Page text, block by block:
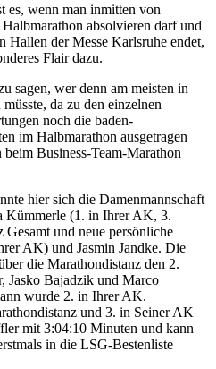
es, wenn man inmitten von
absolvieren darf und
Hallen der Messe Karlsruhe endet,
Flair dazu.
sagen, wer denn am meisten in
da zu den einzelnen
noch die baden-
im Halbmarathon ausgetragen
Business-Team-Marathon
hier sich die Damenmannschaft
Kümmerle (1. in Ihrer AK, 3.
und neue persönliche
AK) und Jasmin Jandke. Die
die Marathondistanz den 2.
Jasko Bajadzik und Marco
wurde 2. in Ihrer AK.
und 3. in Seiner AK
mit 3:04:10 Minuten und kann
in die LSG-Bestenliste